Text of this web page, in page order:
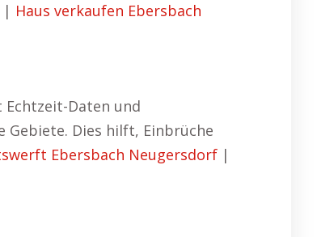
| Haus verkaufen Ebersbach
Daten und
Gebiete. Dies hilft, Einbrüche
Ebersbach Neugersdorf |